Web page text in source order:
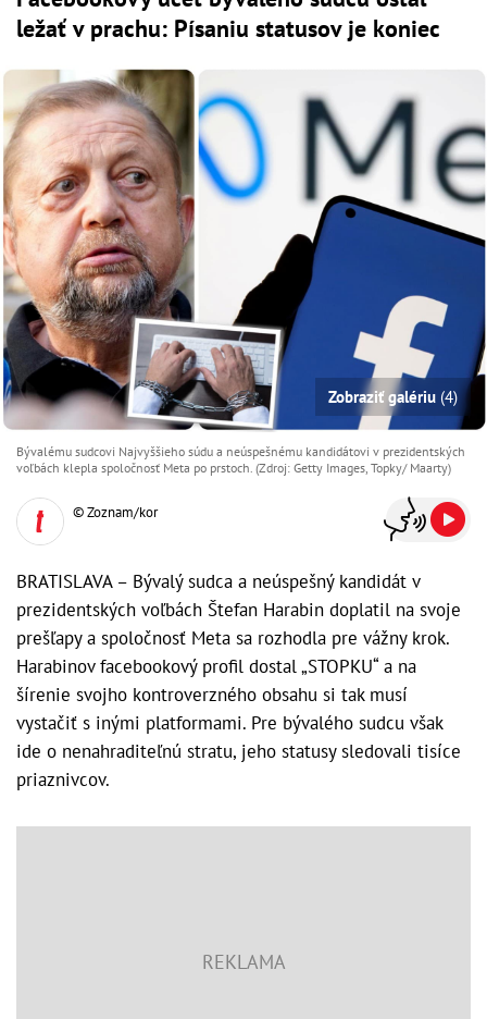
ležať v prachu: Písaniu statusov je koniec
Zobraziť galériu (4)
Bývalému sudcovi Najvyššieho súdu a neúspešnému kandidátovi v prezidentských
voľbách klepla spoločnosť Meta po prstoch. (Zdroj: Getty Images, Topky/ Maarty)
© Zoznam/kor
BRATISLAVA – Bývalý sudca a neúspešný kandidát v
prezidentských voľbách Štefan Harabin doplatil na svoje
prešľapy a spoločnosť Meta sa rozhodla pre vážny krok.
Harabinov facebookový profil dostal „STOPKU“ a na
šírenie svojho kontroverzného obsahu si tak musí
vystačiť s inými platformami. Pre bývalého sudcu však
ide o nenahraditeľnú stratu, jeho statusy sledovali tisíce
priaznivcov.